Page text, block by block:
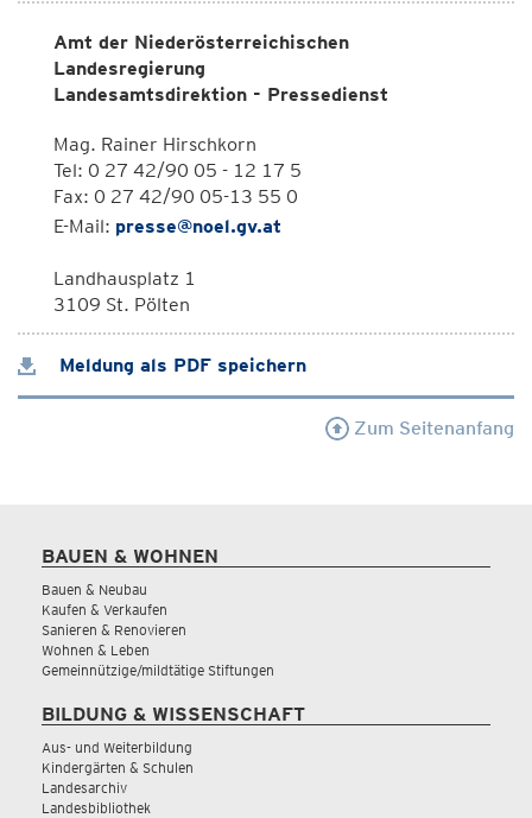
Amt der Niederösterreichischen
Landesregierung
Landesamtsdirektion - Pressedienst
Mag. Rainer Hirschkorn
Tel: 0 27 42/90 05 - 12 17 5
Fax: 0 27 42/90 05-13 55 0
E-Mail: presse@noel.gv.at
Landhausplatz 1
3109 St. Pölten
Meldung als PDF speichern
Zum Seitenanfang
BAUEN & WOHNEN
Bauen & Neubau
Kaufen & Verkaufen
Sanieren & Renovieren
Wohnen & Leben
Gemeinnützige/mildtätige Stiftungen
BILDUNG & WISSENSCHAFT
Aus- und Weiterbildung
Kindergärten & Schulen
Landesarchiv
Landesbibliothek